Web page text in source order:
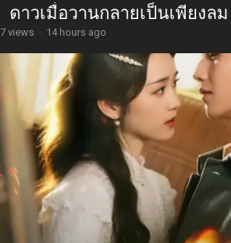
ดาวเมื่อวานกลายเป็นเพียงลม
7 views · 14 hours ago